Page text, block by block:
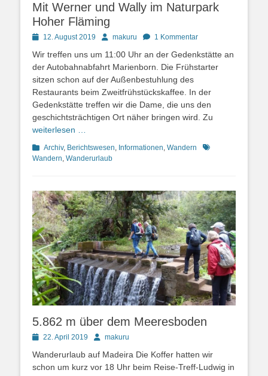
Mit Werner und Wally im Naturpark
Hoher Fläming
Posted12. August 2019 Autormakuru 1 Kommentar
Wir treffen uns um 11:00 Uhr an der Gedenkstätte an
der Autobahnabfahrt Marienborn. Die Frühstarter
sitzen schon auf der Außenbestuhlung des
Restaurants beim Zweitfrühstückskaffee. In der
Gedenkstätte treffen wir die Dame, die uns den
geschichtsträchtigen Ort näher bringen wird. Zu
weiterlesen …
Kategorien
Archiv, Berichtswesen, Informationen, Wandern
Schlagworte
Wandern, Wanderurlaub
5.862 m über dem Meeresboden
Posted22. April 2019 Autormakuru
Wanderurlaub auf Madeira Die Koffer hatten wir
schon um kurz vor 18 Uhr beim Reise-Treff-Ludwig in